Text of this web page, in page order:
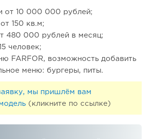
от 10 000 000 рублей;
150 кв.м;
480 000 рублей в месяц;
человек;
FARFOR, возможность добавить
меню: бургеры, питы.
мы пришлём вам
(кликните по ссылке)